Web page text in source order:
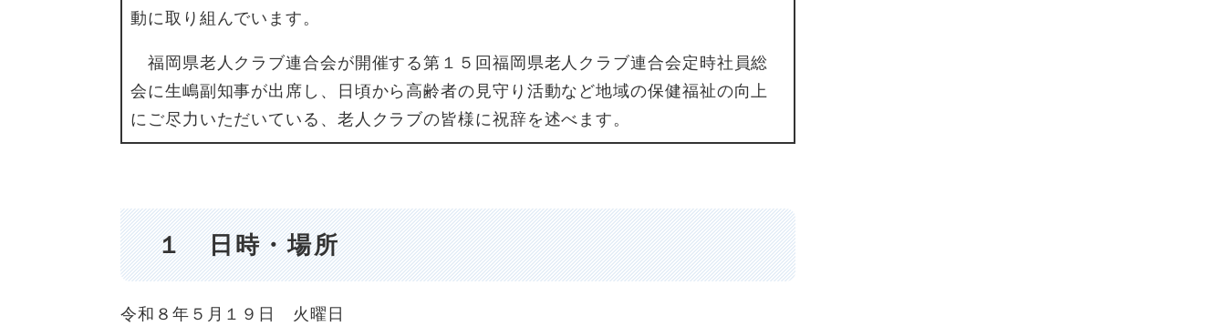
動に取り組んでいます。
福岡県老人クラブ連合会が開催する第１５回福岡県老人クラブ連合会定時社員総
会に生嶋副知事が出席し、日頃から高齢者の見守り活動など地域の保健福祉の向上
にご尽力いただいている、老人クラブの皆様に祝辞を述べます。
１ 日時・場所
令和８年５月１９日 火曜日